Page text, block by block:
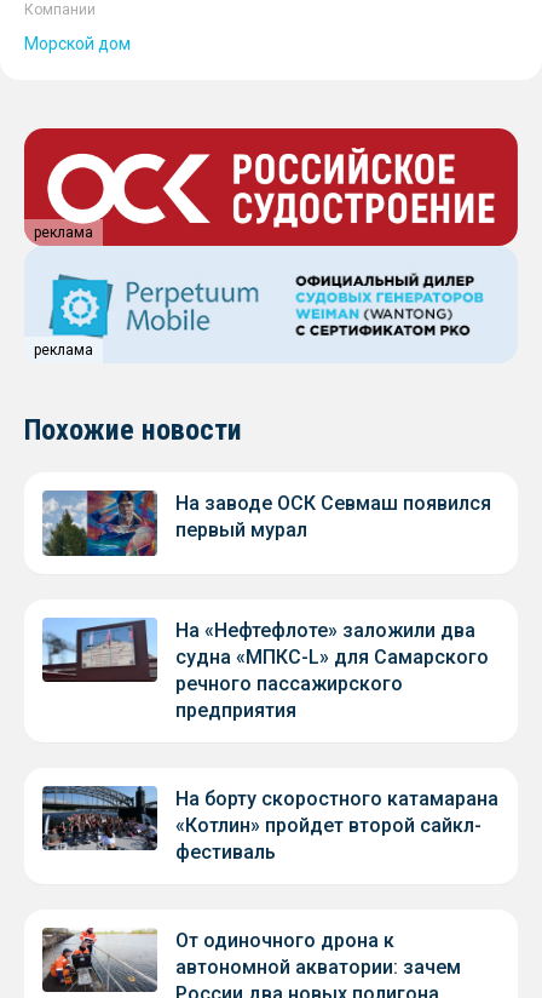
Компании
Морской дом
реклама
реклама
Похожие новости
На заводе ОСК Севмаш появился
первый мурал
На «Нефтефлоте» заложили два
судна «МПКС-L» для Самарского
речного пассажирского
предприятия
На борту скоростного катамарана
«Котлин» пройдет второй сайкл-
фестиваль
От одиночного дрона к
автономной акватории: зачем
России два новых полигона